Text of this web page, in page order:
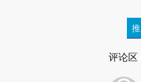
评论区